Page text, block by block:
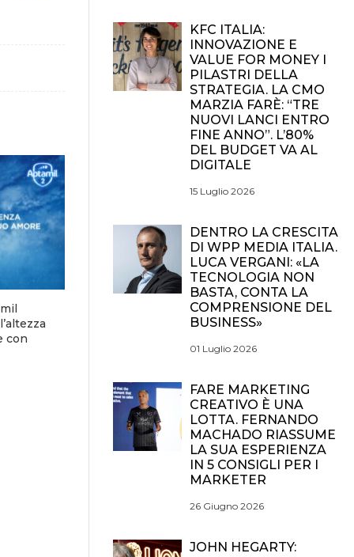
con
KFC ITALIA:
INNOVAZIONE E
VALUE FOR MONEY I
PILASTRI DELLA
STRATEGIA. LA CMO
MARZIA FARÈ: “TRE
NUOVI LANCI ENTRO
FINE ANNO”. L’80%
DEL BUDGET VA AL
DIGITALE
15 Luglio 2026
DENTRO LA CRESCITA
DI WPP MEDIA ITALIA.
LUCA VERGANI: «LA
TECNOLOGIA NON
BASTA, CONTA LA
COMPRENSIONE DEL
BUSINESS»
01 Luglio 2026
FARE MARKETING
CREATIVO È UNA
LOTTA. FERNANDO
MACHADO RIASSUME
LA SUA ESPERIENZA
IN 5 CONSIGLI PER I
MARKETER
26 Giugno 2026
JOHN HEGARTY: